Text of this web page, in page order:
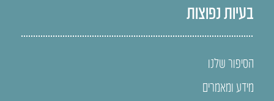
בעיות נפוצות
הסיפור שלנו
מידע ומאמרים